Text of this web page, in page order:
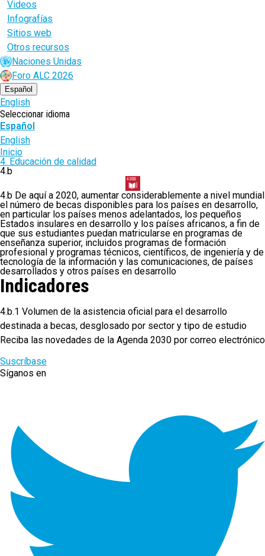
Videos
Infografías
Sitios web
Otros recursos
Naciones Unidas
Foro ALC 2026
Español
English
Seleccionar idioma
Español
English
Ruta
de
navegación
Inicio
4. Educación de calidad
4.b
4.b De aquí a 2020, aumentar considerablemente a nivel mundial
el número de becas disponibles para los países en desarrollo,
en particular los países menos adelantados, los pequeños
Estados insulares en desarrollo y los países africanos, a fin de
que sus estudiantes puedan matricularse en programas de
enseñanza superior, incluidos programas de formación
profesional y programas técnicos, científicos, de ingeniería y de
tecnología de la información y las comunicaciones, de países
desarrollados y otros países en desarrollo
Indicadores
4.b.1 Volumen de la asistencia oficial para el desarrollo
destinada a becas, desglosado por sector y tipo de estudio
Reciba las novedades de la Agenda 2030 por correo electrónico
Suscríbase
Síganos en